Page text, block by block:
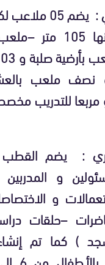
القطب التقني :
كل واحدة منها
نصف ملعب
مربعا للتدريب
: يضم القطب
و المدربين
–حلقات
) كما تم